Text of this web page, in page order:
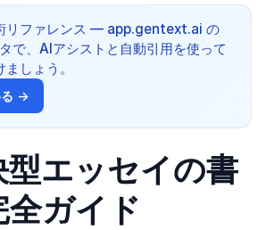
リファレンス — app.gentext.ai の
で、AIアシストと自動引用を使って
しょう。
る →
型エッセイの書
全ガイド